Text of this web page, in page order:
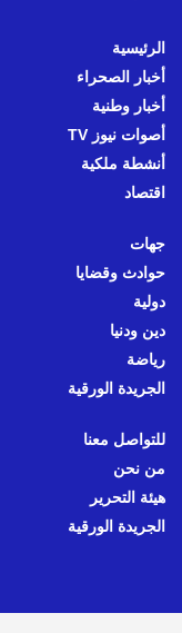
الرئيسية
أخبار الصحراء
أخبار وطنية
أصوات نيوز TV
أنشطة ملكية
اقتصاد
جهات
حوادث وقضايا
دولية
دين ودنيا
رياضة
الجريدة الورقية
للتواصل معنا
من نحن
هيئة التحرير
الجريدة الورقية